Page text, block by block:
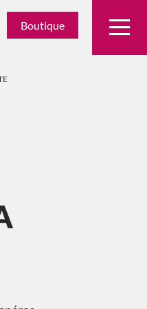
Boutique